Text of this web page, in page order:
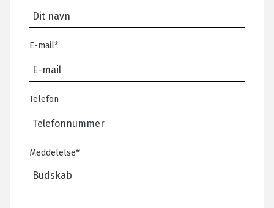
E-mail*
Telefon
Meddelelse*